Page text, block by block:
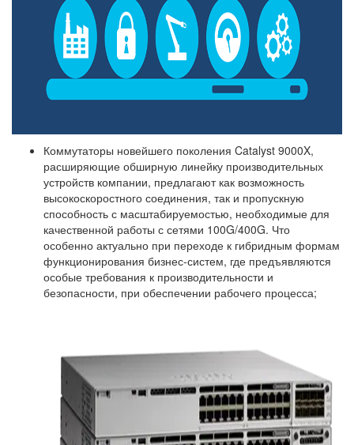
Коммутаторы новейшего поколения Catalyst 9000X,
расширяющие обширную линейку производительных
устройств компании, предлагают как возможность
высокоскоростного соединения, так и пропускную
способность с масштабируемостью, необходимые для
качественной работы с сетями 100G/400G. Что
особенно актуально при переходе к гибридным формам
функционирования бизнес-систем, где предъявляются
особые требования к производительности и
безопасности, при обеспечении рабочего процесса;